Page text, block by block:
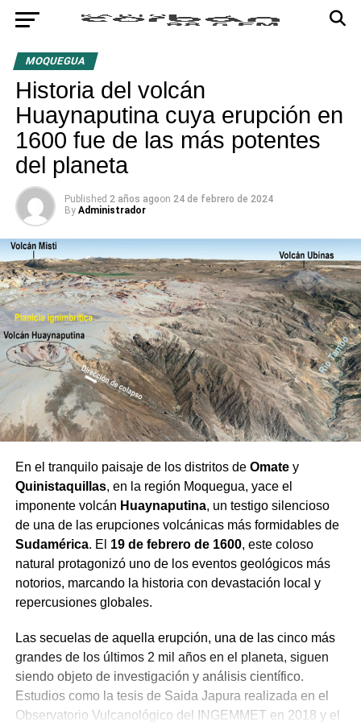
MOQUEGUA
Historia del volcán
Huaynaputina cuya erupción en
1600 fue de las más potentes
del planeta
Published 2 años agoon 24 de febrero de 2024
By Administrador
En el tranquilo paisaje de los distritos de Omate y
Quinistaquillas, en la región Moquegua, yace el
imponente volcán Huaynaputina, un testigo silencioso
de una de las erupciones volcánicas más formidables de
Sudamérica. El 19 de febrero de 1600, este coloso
natural protagonizó uno de los eventos geológicos más
notorios, marcando la historia con devastación local y
repercusiones globales.
Las secuelas de aquella erupción, una de las cinco más
grandes de los últimos 2 mil años en el planeta, siguen
siendo objeto de investigación y análisis científico.
Estudios como la tesis de Saida Japura realizada en el
Observatorio Vulcanológico del INGEMMET en 2018 y el